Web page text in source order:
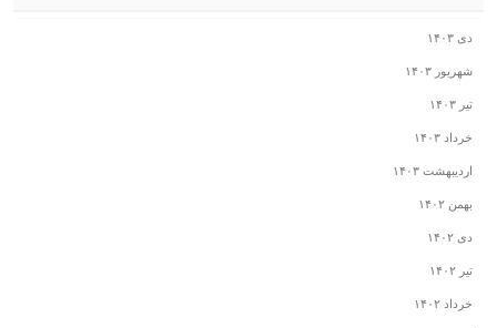
دی ۱۴۰۳
شهریور ۱۴۰۳
تیر ۱۴۰۳
خرداد ۱۴۰۳
اردیبهشت ۱۴۰۳
بهمن ۱۴۰۲
دی ۱۴۰۲
تیر ۱۴۰۲
خرداد ۱۴۰۲